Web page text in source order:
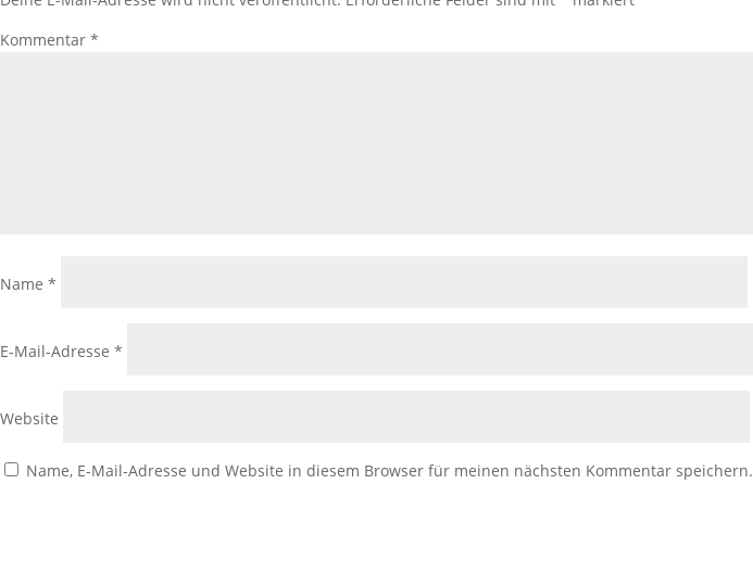
Kommentar *
Name *
E-Mail-Adresse *
Website
Name, E-Mail-Adresse und Website in diesem Browser für meinen nächsten Kommentar speichern.